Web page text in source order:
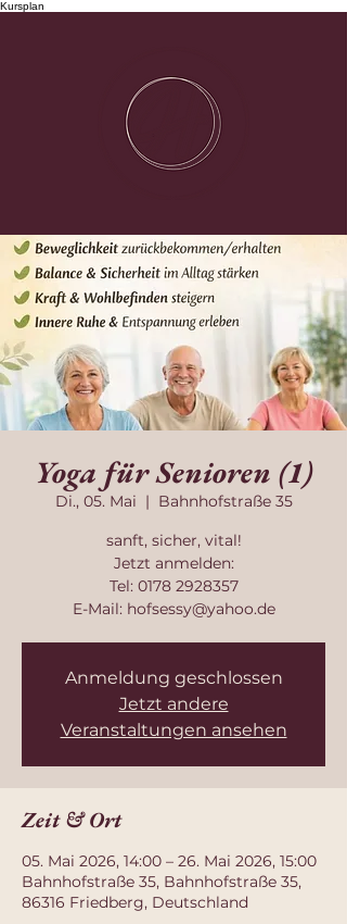
Kursplan
Yoga für Senioren (1)
Di., 05. Mai
  |
Bahnhofstraße 35
sanft, sicher, vital!
Jetzt anmelden:
Tel: 0178 2928357
E-Mail: hofsessy@yahoo.de
Anmeldung geschlossen
Jetzt andere
Veranstaltungen ansehen
Zeit & Ort
05. Mai 2026, 14:00 – 26. Mai 2026, 15:00
Bahnhofstraße 35, Bahnhofstraße 35,
86316 Friedberg, Deutschland